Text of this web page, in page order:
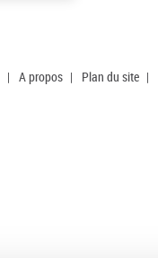
| A propos | Plan du site |